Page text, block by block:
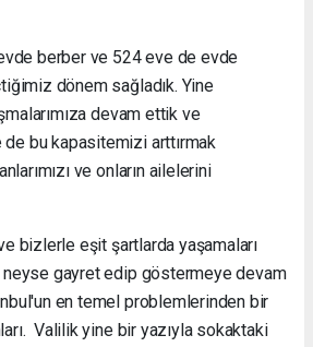
berber ve 524 eve de evde
dönem sağladık. Yine
devam ettik ve
bu kapasitemizi arttırmak
ve onların ailelerini
bizlerle eşit şartlarda yaşamaları
gayret edip göstermeye devam
en temel problemlerinden bir
Valilik yine bir yazıyla sokaktaki